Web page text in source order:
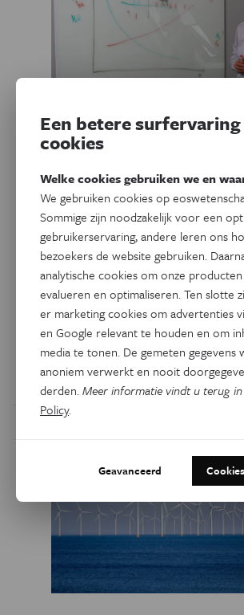
‘We kunnen ons
De opwarming van de planeet en de
biodiversiteit een halt toeroepen kan
geograaf Gerard Govers enkel met
innovatie. En minder koeien. Een
leiderschap, de steenkool in ons
energietransitie gemeen heeft met de
Firenze.
Dieter De Cleene
Een betere
cookies
Welke cookies gebruiken we en
We gebruiken cookies op
Sommige zijn noodzakelijk voor een
gebruikerservaring, andere leren ons
bezoekers de website gebruiken.
analytische cookies om onze
evalueren en optimaliseren. Ten slotte
er marketing cookies om advertenties
en Google relevant te houden en om
media te tonen. De gemeten gegevens
anoniem verwerkt en nooit
derden.Meer informatie vindt u terug
Policy.
Geavanceerd